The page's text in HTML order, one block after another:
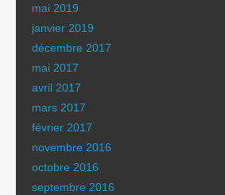
mai 2019
janvier 2019
décembre 2017
mai 2017
avril 2017
mars 2017
février 2017
novembre 2016
octobre 2016
septembre 2016